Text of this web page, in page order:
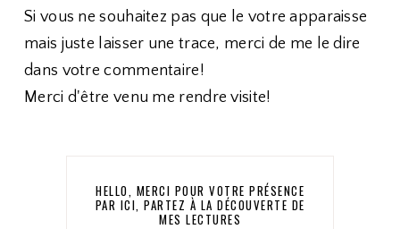
Si vous ne souhaitez pas que le votre apparaisse
mais juste laisser une trace, merci de me le dire
dans votre commentaire!
Merci d'être venu me rendre visite!
HELLO, MERCI POUR VOTRE PRÉSENCE
PAR ICI, PARTEZ À LA DÉCOUVERTE DE
MES LECTURES